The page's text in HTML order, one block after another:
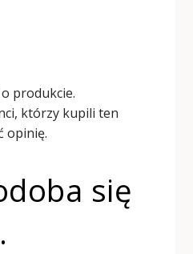
produkcie.
którzy kupili ten
opinię.
się